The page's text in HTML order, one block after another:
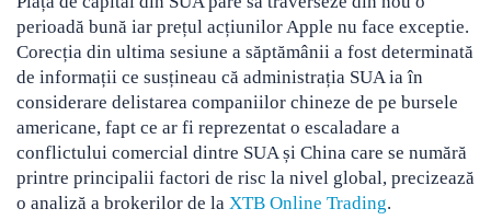
perioadă bună iar prețul acțiunilor Apple nu face exceptie.
Corecția din ultima sesiune a săptămânii a fost determinată
de informații ce susțineau că administrația SUA ia în
considerare delistarea companiilor chineze de pe bursele
americane, fapt ce ar fi reprezentat o escaladare a
conflictului comercial dintre SUA și China care se numără
printre principalii factori de risc la nivel global, precizează
o analiză a brokerilor de la XTB Online Trading.